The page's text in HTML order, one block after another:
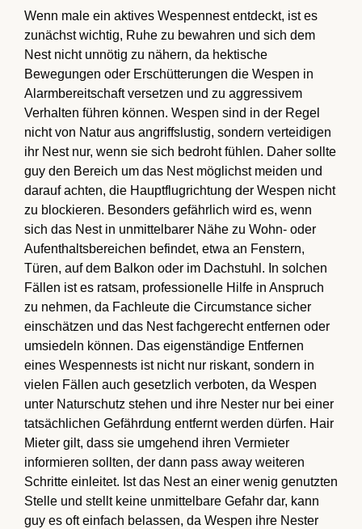
Wenn male ein aktives Wespennest entdeckt, ist es
zunächst wichtig, Ruhe zu bewahren und sich dem
Nest nicht unnötig zu nähern, da hektische
Bewegungen oder Erschütterungen die Wespen in
Alarmbereitschaft versetzen und zu aggressivem
Verhalten führen können. Wespen sind in der Regel
nicht von Natur aus angriffslustig, sondern verteidigen
ihr Nest nur, wenn sie sich bedroht fühlen. Daher sollte
guy den Bereich um das Nest möglichst meiden und
darauf achten, die Hauptflugrichtung der Wespen nicht
zu blockieren. Besonders gefährlich wird es, wenn
sich das Nest in unmittelbarer Nähe zu Wohn- oder
Aufenthaltsbereichen befindet, etwa an Fenstern,
Türen, auf dem Balkon oder im Dachstuhl. In solchen
Fällen ist es ratsam, professionelle Hilfe in Anspruch
zu nehmen, da Fachleute die Circumstance sicher
einschätzen und das Nest fachgerecht entfernen oder
umsiedeln können. Das eigenständige Entfernen
eines Wespennests ist nicht nur riskant, sondern in
vielen Fällen auch gesetzlich verboten, da Wespen
unter Naturschutz stehen und ihre Nester nur bei einer
tatsächlichen Gefährdung entfernt werden dürfen. Hair
Mieter gilt, dass sie umgehend ihren Vermieter
informieren sollten, der dann pass away weiteren
Schritte einleitet. Ist das Nest an einer wenig genutzten
Stelle und stellt keine unmittelbare Gefahr dar, kann
guy es oft einfach belassen, da Wespen ihre Nester